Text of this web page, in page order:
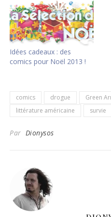
Idées cadeaux : des
comics pour Noël 2013 !
comics drogue Green
littérature américaine
survie
Par Dionysos